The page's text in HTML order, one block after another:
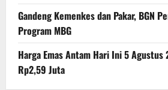
Gandeng Kemenkes dan Pakar, BGN
Program MBG
Harga Emas Antam Hari Ini 5 Agustus
Rp2,59 Juta